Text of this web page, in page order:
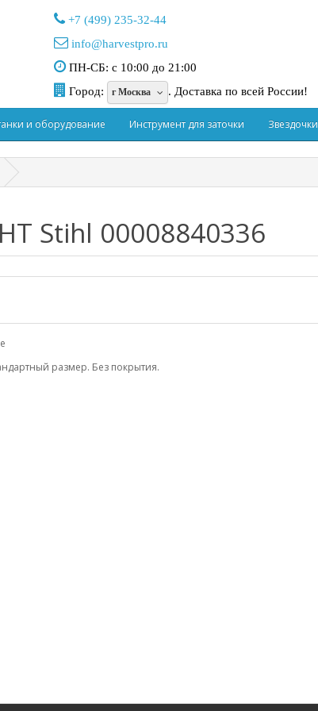
+7 (499) 235-32-44
info@harvestpro.ru
ПН-СБ: с 10:00 до 21:00
Город:
г Москва . Доставка по всей России!
и оборудование Инструмент для заточки Звездочки
Stihl 00008840336
размер. Без покрытия.